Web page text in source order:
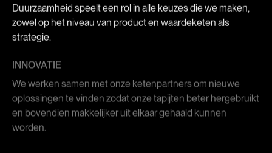
Duurzaamheid speelt een rol in alle keuzes die we maken,
zowel op het niveau van product en waardeketen als
strategie.
INNOVATIE
We werken samen met onze ketenpartners om nieuwe
oplossingen te vinden zodat onze tapijten beter hergebruikt
en bovendien makkelijker uit elkaar gehaald kunnen
worden.